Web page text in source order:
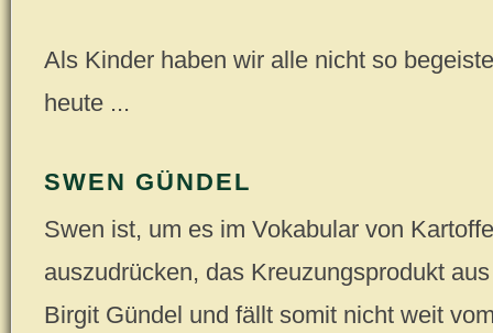
Als Kinder haben wir alle nicht so
heute ...
SWEN GÜNDEL
Swen ist, um es im Vokabular von
auszudrücken, das Kreuzungsprodukt
Birgit Gündel und fällt somit nicht weit